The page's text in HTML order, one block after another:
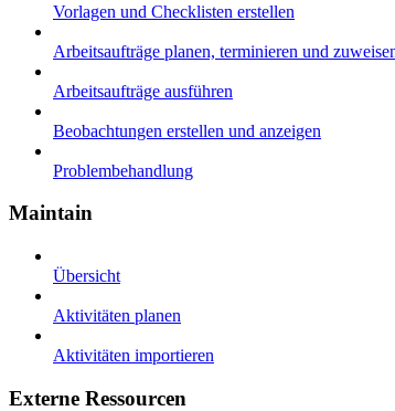
Vorlagen und Checklisten erstellen
Arbeitsaufträge planen, terminieren und
Arbeitsaufträge ausführen
Beobachtungen erstellen und anzeigen
Problembehandlung
Maintain
Übersicht
Aktivitäten planen
Aktivitäten importieren
Externe Ressourcen